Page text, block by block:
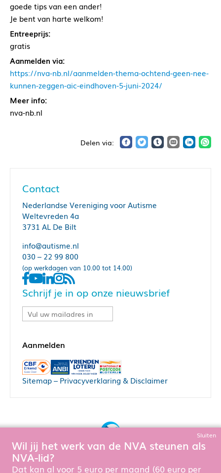
goede tips van een ander!
Je bent van harte welkom!
Entreeprijs:
gratis
Aanmelden via:
https://nva-nb.nl/aanmelden-thema-ochtend-geen-nee-
kunnen-zeggen-aic-eindhoven-5-juni-2024/
Meer info:
nva-nb.nl
Contact
Nederlandse Vereniging voor Autisme
Weltevreden 4a
3731 AL De Bilt
info@autisme.nl
030 – 22 99 800
(op werkdagen van 10.00 tot 14.00)
Schrijf je in op onze nieuwsbrief
Sitemap– Privacyverklaring & Disclaimer
Om de website goed te laten functioneren en te verbeteren
Sluiten
Wil jij het werk van de NVA steunen als
NVA-lid?
Dat kan al voor 5 euro per maand (60 euro per